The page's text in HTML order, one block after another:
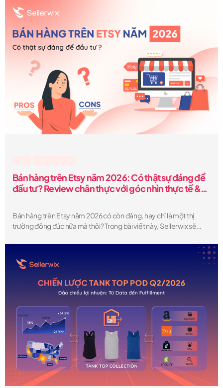
Bán hàng trên Etsy năm 2026: Có thật sự đáng để
đầu tư? Review chân thực với góc nhìn thực tế &
Bán hàng trên Etsy năm 2026 có còn đáng, hay chỉ là một thị
trường đông đúc nữa mà thôi? Trong bài viết này, Sellerwix sẽ
điểm thực sự, chi phí thực tế khi bán hàng trên Etsy, mức thu nhập
có thể đạt được, cũng như những “góc khuất” mà phần lớn người
bán không chia sẻ — để từ đó quyết định liệu Etsy có phải là nền
tảng phù hợp cho việc kinh doanh của bạn hay không.